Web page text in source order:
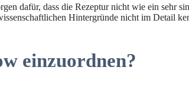
dafür, dass die Rezeptur nicht wie ein
Hintergründe nicht im Detail
einzuordnen?